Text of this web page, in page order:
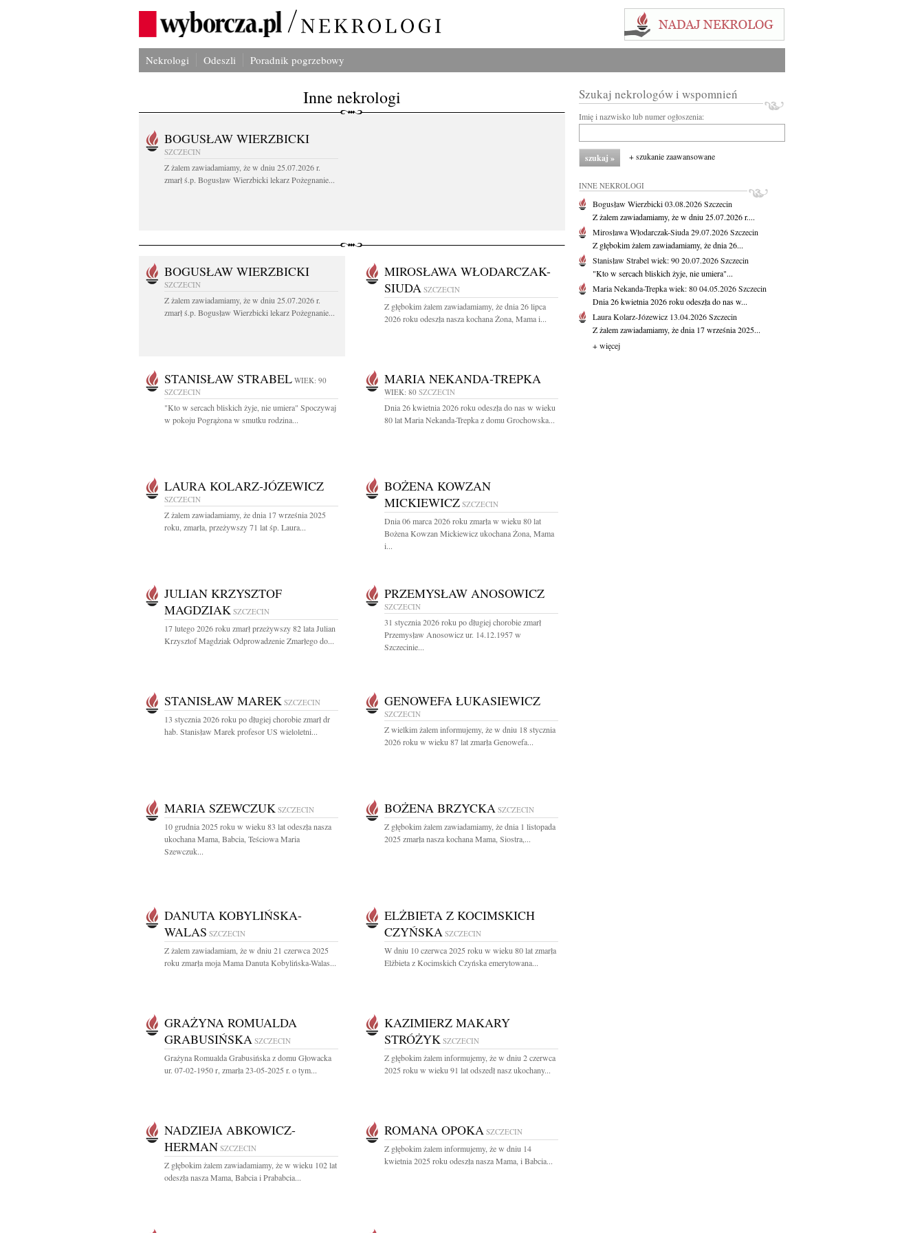
Nekrologi Odeszli Poradnik pogrzebowy
Inne nekrologi
BOGUSŁAW WIERZBICKI
SZCZECIN
Z żalem zawiadamiamy, że w dniu 25.07.2026 r.
zmarł ś.p. Bogusław Wierzbicki lekarz Pożegnanie...
BOGUSŁAW WIERZBICKI
SZCZECIN
Z żalem zawiadamiamy, że w dniu 25.07.2026 r.
zmarł ś.p. Bogusław Wierzbicki lekarz Pożegnanie...
MIROSŁAWA WŁODARCZAK-
SIUDA SZCZECIN
Z głębokim żalem zawiadamiamy, że dnia 26 lipca
2026 roku odeszła nasza kochana Żona, Mama i...
STANISŁAW STRABEL WIEK: 90
SZCZECIN
"Kto w sercach bliskich żyje, nie umiera" Spoczywaj
w pokoju Pogrążona w smutku rodzina...
MARIA NEKANDA-TREPKA
WIEK: 80 SZCZECIN
Dnia 26 kwietnia 2026 roku odeszła do nas w wieku
80 lat Maria Nekanda-Trepka z domu Grochowska...
LAURA KOLARZ-JÓZEWICZ
SZCZECIN
Z żalem zawiadamiamy, że dnia 17 września 2025
roku, zmarła, przeżywszy 71 lat śp. Laura...
BOŻENA KOWZAN
MICKIEWICZ SZCZECIN
Dnia 06 marca 2026 roku zmarła w wieku 80 lat
Bożena Kowzan Mickiewicz ukochana Żona, Mama
i...
JULIAN KRZYSZTOF
MAGDZIAK SZCZECIN
17 lutego 2026 roku zmarł przeżywszy 82 lata Julian
Krzysztof Magdziak Odprowadzenie Zmarłego do...
PRZEMYSŁAW ANOSOWICZ
SZCZECIN
31 stycznia 2026 roku po długiej chorobie zmarł
Przemysław Anosowicz ur. 14.12.1957 w
Szczecinie...
STANISŁAW MAREK SZCZECIN
13 stycznia 2026 roku po długiej chorobie zmarł dr
hab. Stanisław Marek profesor US wieloletni...
GENOWEFA ŁUKASIEWICZ
SZCZECIN
Z wielkim żalem informujemy, że w dniu 18 stycznia
2026 roku w wieku 87 lat zmarła Genowefa...
MARIA SZEWCZUK SZCZECIN
10 grudnia 2025 roku w wieku 83 lat odeszła nasza
ukochana Mama, Babcia, Teściowa Maria
Szewczuk...
BOŻENA BRZYCKA SZCZECIN
Z głębokim żalem zawiadamiamy, że dnia 1 listopada
2025 zmarła nasza kochana Mama, Siostra,...
DANUTA KOBYLIŃSKA-
WALAS SZCZECIN
Z żalem zawiadamiam, że w dniu 21 czerwca 2025
roku zmarła moja Mama Danuta Kobylińska-Walas...
ELŻBIETA Z KOCIMSKICH
CZYŃSKA SZCZECIN
W dniu 10 czerwca 2025 roku w wieku 80 lat zmarła
Elżbieta z Kocimskich Czyńska emerytowana...
GRAŻYNA ROMUALDA
GRABUSIŃSKA SZCZECIN
Grażyna Romualda Grabusińska z domu Głowacka
ur. 07-02-1950 r, zmarła 23-05-2025 r. o tym...
KAZIMIERZ MAKARY
STRÓŻYK SZCZECIN
Z głębokim żalem informujemy, że w dniu 2 czerwca
2025 roku w wieku 91 lat odszedł nasz ukochany...
NADZIEJA ABKOWICZ-
HERMAN SZCZECIN
Z głębokim żalem zawiadamiamy, że w wieku 102 lat
odeszła nasza Mama, Babcia i Prababcia...
ROMANA OPOKA SZCZECIN
Z głębokim żalem informujemy, że w dniu 14
kwietnia 2025 roku odeszła nasza Mama, i Babcia...
Szukaj nekrologów i wspomnień
Imię i nazwisko lub numer ogłoszenia:
+ szukanie zaawansowane
INNE NEKROLOGI
Bogusław Wierzbicki03.08.2026Szczecin
Z żalem zawiadamiamy, że w dniu 25.07.2026 r....
Mirosława Włodarczak-Siuda29.07.2026Szczecin
Z głębokim żalem zawiadamiamy, że dnia 26...
Stanisław Strabelwiek: 9020.07.2026Szczecin
"Kto w sercach bliskich żyje, nie umiera"...
Maria Nekanda-Trepkawiek: 8004.05.2026Szczecin
Dnia 26 kwietnia 2026 roku odeszła do nas w...
Laura Kolarz-Józewicz 13.04.2026Szczecin
Z żalem zawiadamiamy, że dnia 17 września 2025...
+ więcej